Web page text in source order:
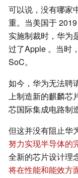
可以说，没有哪家
重。当美国于
实施制裁时，华为
过了Apple 。当时
SoC。
如今，华为无法聘
上制造新的麒麟芯
芯国际集成电路制
但这并没有阻止华
努力实现半导体的
全新的芯片设计理
将在性能和能效方